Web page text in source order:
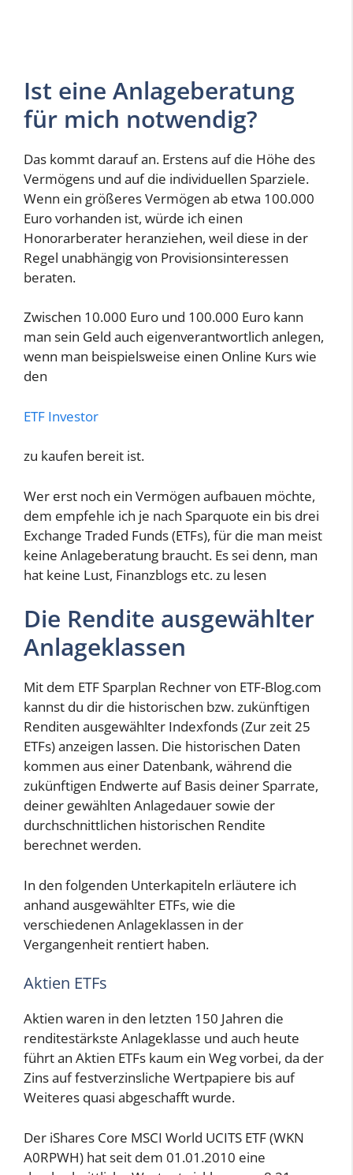
Ist eine Anlageberatung
für mich notwendig?
Das kommt darauf an. Erstens auf die Höhe des
Vermögens und auf die individuellen Sparziele.
Wenn ein größeres Vermögen ab etwa 100.000
Euro vorhanden ist, würde ich einen
Honorarberater heranziehen, weil diese in der
Regel unabhängig von Provisionsinteressen
beraten.
Zwischen 10.000 Euro und 100.000 Euro kann
man sein Geld auch eigenverantwortlich anlegen,
wenn man beispielsweise einen Online Kurs wie
den
ETF Investor
zu kaufen bereit ist.
Wer erst noch ein Vermögen aufbauen möchte,
dem empfehle ich je nach Sparquote ein bis drei
Exchange Traded Funds (ETFs), für die man meist
keine Anlageberatung braucht. Es sei denn, man
hat keine Lust, Finanzblogs etc. zu lesen
Die Rendite ausgewählter
Anlageklassen
Mit dem ETF Sparplan Rechner von ETF-Blog.com
kannst du dir die historischen bzw. zukünftigen
Renditen ausgewählter Indexfonds (Zur zeit 25
ETFs) anzeigen lassen. Die historischen Daten
kommen aus einer Datenbank, während die
zukünftigen Endwerte auf Basis deiner Sparrate,
deiner gewählten Anlagedauer sowie der
durchschnittlichen historischen Rendite
berechnet werden.
In den folgenden Unterkapiteln erläutere ich
anhand ausgewählter ETFs, wie die
verschiedenen Anlageklassen in der
Vergangenheit rentiert haben.
Aktien ETFs
Aktien waren in den letzten 150 Jahren die
renditestärkste Anlageklasse und auch heute
führt an Aktien ETFs kaum ein Weg vorbei, da der
Zins auf festverzinsliche Wertpapiere bis auf
Weiteres quasi abgeschafft wurde.
Der iShares Core MSCI World UCITS ETF (WKN
A0RPWH) hat seit dem 01.01.2010 eine